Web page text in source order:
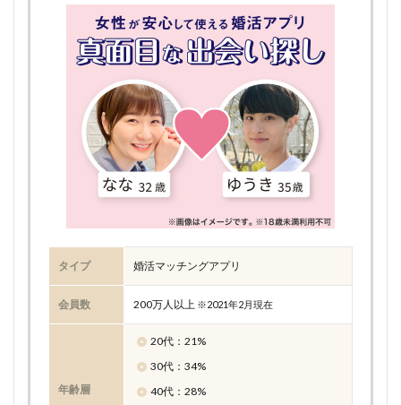
タイプ 婚活マッチングアプリ
会員数 200万人以上 ※2021年2月現在
年齢層
20代：21%
30代：34%
40代：28%